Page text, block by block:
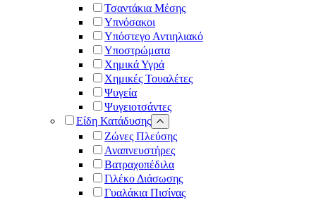
Τσαντάκια Μέσης
Υπνόσακοι
Υπόστεγο Αντιηλιακό
Υποστρώματα
Χημικά Υγρά
Χημικές Τουαλέτες
Ψυγεία
Ψυγειοτσάντες
Είδη Κατάδυσης
Ζώνες Πλεύσης
Αναπνευστήρες
Βατραχοπέδιλα
Γιλέκο Διάσωσης
Γυαλάκια Πισίνας